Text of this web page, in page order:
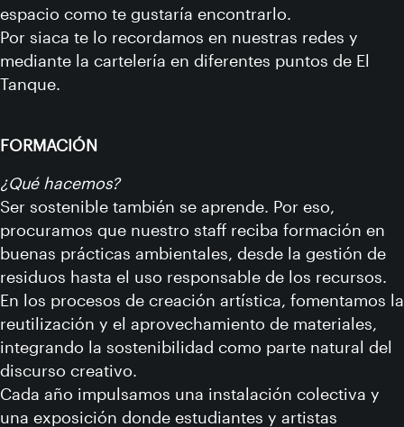
espacio como te gustaría encontrarlo.
Por siaca te lo recordamos en nuestras redes y
mediante la cartelería en diferentes puntos de El
Tanque.
FORMACIÓN
¿Qué hacemos?
Ser sostenible también se aprende. Por eso,
procuramos que nuestro staff reciba formación en
buenas prácticas ambientales, desde la gestión de
residuos hasta el uso responsable de los recursos.
En los procesos de creación artística, fomentamos la
reutilización y el aprovechamiento de materiales,
integrando la sostenibilidad como parte natural del
discurso creativo.
Cada año impulsamos una instalación colectiva y
una exposición donde estudiantes y artistas